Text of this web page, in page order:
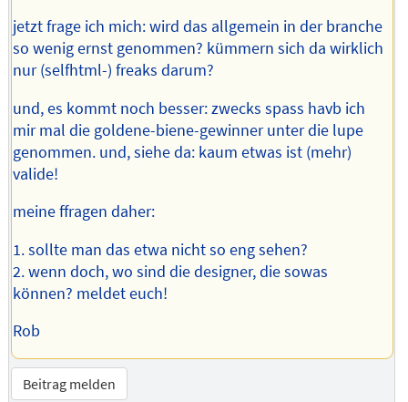
jetzt frage ich mich: wird das allgemein in der branche
so wenig ernst genommen? kümmern sich da wirklich
nur (selfhtml-) freaks darum?
und, es kommt noch besser: zwecks spass havb ich
mir mal die goldene-biene-gewinner unter die lupe
genommen. und, siehe da: kaum etwas ist (mehr)
valide!
meine ffragen daher:
1. sollte man das etwa nicht so eng sehen?
2. wenn doch, wo sind die designer, die sowas
können? meldet euch!
Rob
Beitrag melden